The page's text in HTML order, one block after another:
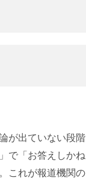
が出ていない段階
で「お答えしかね
これが報道機関の